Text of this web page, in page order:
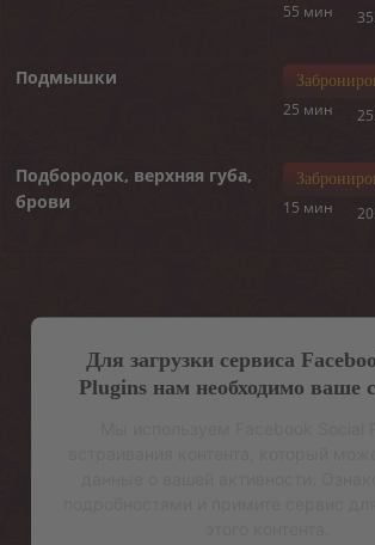
55 мин
Подмышки
25 мин
Подбородок, верхняя губа,
брови
15 мин
Для загрузки сервиса
Plugins нам необходимо ваше